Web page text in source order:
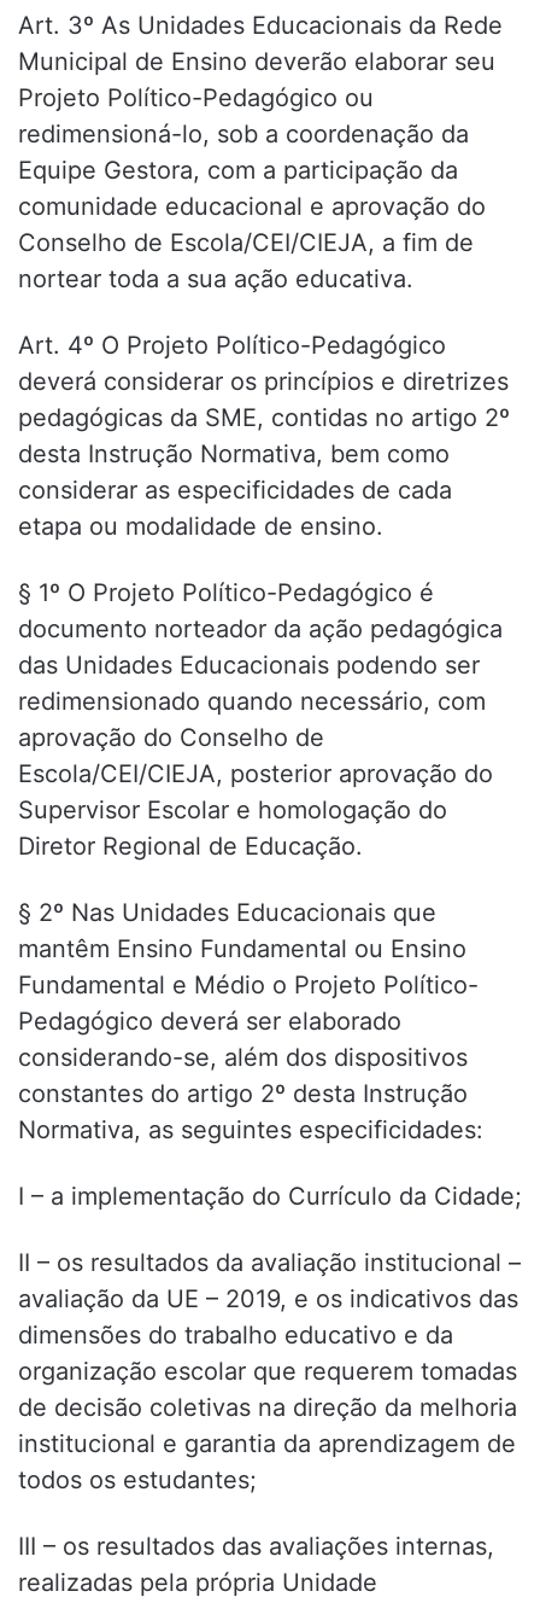
Art. 3º As Unidades Educacionais da Rede
Municipal de Ensino deverão elaborar seu
Projeto Político-Pedagógico ou
redimensioná-lo, sob a coordenação da
Equipe Gestora, com a participação da
comunidade educacional e aprovação do
Conselho de Escola/CEI/CIEJA, a fim de
nortear toda a sua ação educativa.
Art. 4º O Projeto Político-Pedagógico
deverá considerar os princípios e diretrizes
pedagógicas da SME, contidas no artigo 2º
desta Instrução Normativa, bem como
considerar as especificidades de cada
etapa ou modalidade de ensino.
§ 1º O Projeto Político-Pedagógico é
documento norteador da ação pedagógica
das Unidades Educacionais podendo ser
redimensionado quando necessário, com
aprovação do Conselho de
Escola/CEI/CIEJA, posterior aprovação do
Supervisor Escolar e homologação do
Diretor Regional de Educação.
§ 2º Nas Unidades Educacionais que
mantêm Ensino Fundamental ou Ensino
Fundamental e Médio o Projeto Político-
Pedagógico deverá ser elaborado
considerando-se, além dos dispositivos
constantes do artigo 2º desta Instrução
Normativa, as seguintes especificidades:
I – a implementação do Currículo da Cidade;
II – os resultados da avaliação institucional –
avaliação da UE – 2019, e os indicativos das
dimensões do trabalho educativo e da
organização escolar que requerem tomadas
de decisão coletivas na direção da melhoria
institucional e garantia da aprendizagem de
todos os estudantes;
III – os resultados das avaliações internas,
realizadas pela própria Unidade